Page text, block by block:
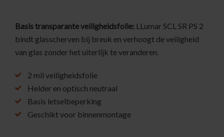
Basis transparante veiligheidsfolie: LLumar SCL SR PS 2
bindt glasscherven bij breuk en verhoogt de veiligheid
van glas zonder het uiterlijk te veranderen.
2 mil veiligheidsfolie
Helder en optisch neutraal
Basis letselbeperking
Geschikt voor binnenmontage